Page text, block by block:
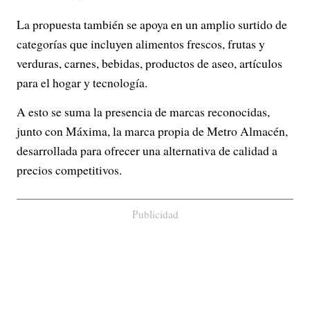
La propuesta también se apoya en un amplio surtido de
categorías que incluyen alimentos frescos, frutas y
verduras, carnes, bebidas, productos de aseo, artículos
para el hogar y tecnología.
A esto se suma la presencia de marcas reconocidas,
junto con Máxima, la marca propia de Metro Almacén,
desarrollada para ofrecer una alternativa de calidad a
precios competitivos.
Publicidad